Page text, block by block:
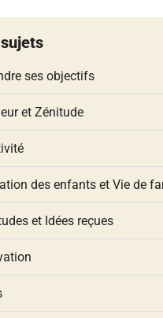
ses objectifs
et Zénitude
des enfants et Vie de
et Idées reçues